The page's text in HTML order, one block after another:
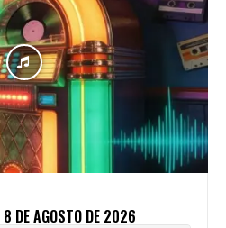
DE AGOSTO DE 2026